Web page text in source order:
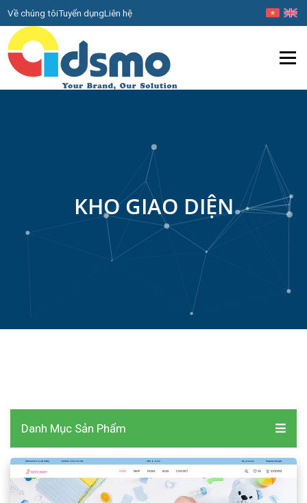
Về chúng tôiTuyển dụngLiên hệ
KHO GIAO DIỆN
Danh Mục Sản Phẩm